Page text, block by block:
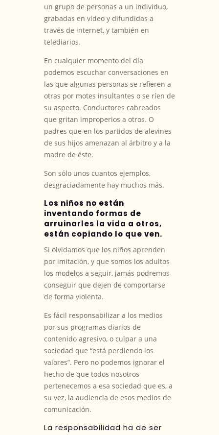
un grupo de personas a un individuo,
grabadas en vídeo y difundidas a
través de internet, y también en
telediarios.
En cualquier momento del día
podemos escuchar conversaciones en
las que algunas personas se refieren a
otras por motes insultantes o se ríen de
su aspecto. Conductores cabreados
que gritan improperios a otros. O
padres que en los partidos de alevines
de sus hijos amenazan al árbitro y a la
madre de éste.
Son sólo unos cuantos ejemplos,
desgraciadamente hay muchos más.
Los niños no están
inventando formas de
arruinarles la vida a otros,
están copiando lo que ven.
Si olvidamos que los niños aprenden
por imitación, y que somos los adultos
los modelos a seguir, jamás podremos
conseguir que dejen de comportarse
de forma violenta.
Es fácil responsabilizar a los medios
por sus programas diarios de
contenido agresivo, o culpar a una
sociedad que “está perdiendo los
valores”. Pero no podemos ignorar el
hecho de que todos nosotros
pertenecemos a esa sociedad que es, a
su vez, la audiencia de esos medios de
comunicación.
La responsabilidad ha de ser